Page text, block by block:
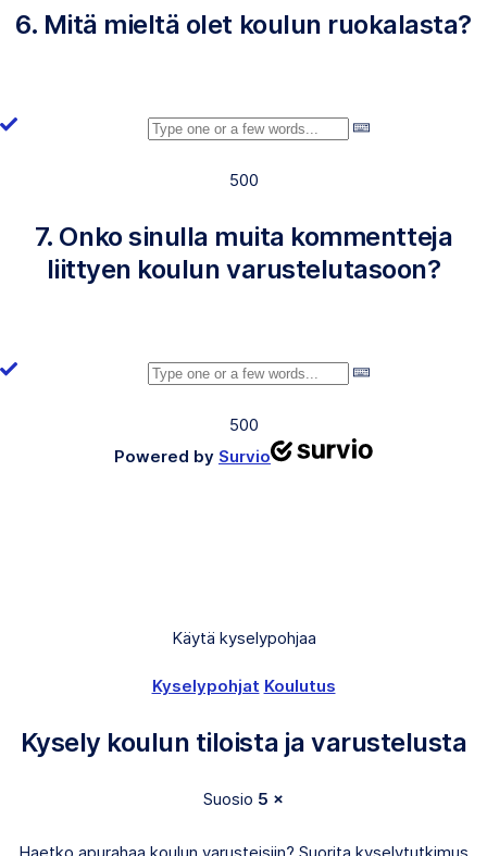
6. Mitä mieltä olet koulun ruokalasta?
500
7. Onko sinulla muita kommentteja
liittyen koulun varustelutasoon?
500
Powered by Survio
Käytä kyselypohjaa
Kyselypohjat Koulutus
Kysely koulun tiloista ja varustelusta
Suosio 5 ×